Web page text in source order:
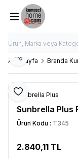
Ana Sayfa Branda
Favoriye Ekle
Paylaş
Sunbrella Plus
Sunbrella Plus
Ürün Kodu : T345
2.840,11 TL